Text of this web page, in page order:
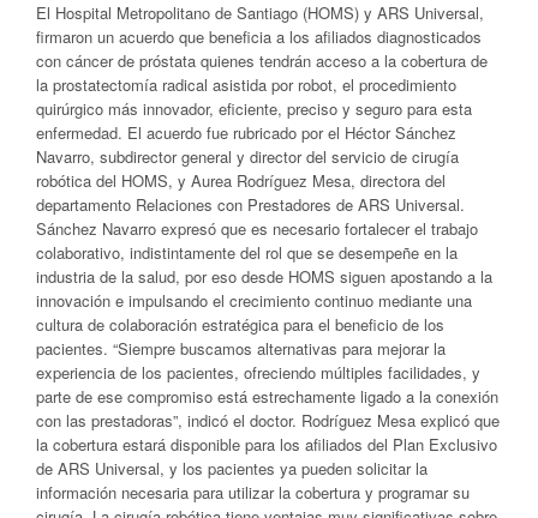
El Hospital Metropolitano de Santiago (HOMS) y ARS Universal,
firmaron un acuerdo que beneficia a los afiliados diagnosticados
con cáncer de próstata quienes tendrán acceso a la cobertura de
la prostatectomía radical asistida por robot, el procedimiento
quirúrgico más innovador, eficiente, preciso y seguro para esta
enfermedad. El acuerdo fue rubricado por el Héctor Sánchez
Navarro, subdirector general y director del servicio de cirugía
robótica del HOMS, y Aurea Rodríguez Mesa, directora del
departamento Relaciones con Prestadores de ARS Universal.
Sánchez Navarro expresó que es necesario fortalecer el trabajo
colaborativo, indistintamente del rol que se desempeñe en la
industria de la salud, por eso desde HOMS siguen apostando a la
innovación e impulsando el crecimiento continuo mediante una
cultura de colaboración estratégica para el beneficio de los
pacientes. “Siempre buscamos alternativas para mejorar la
experiencia de los pacientes, ofreciendo múltiples facilidades, y
parte de ese compromiso está estrechamente ligado a la conexión
con las prestadoras”, indicó el doctor. Rodríguez Mesa explicó que
la cobertura estará disponible para los afiliados del Plan Exclusivo
de ARS Universal, y los pacientes ya pueden solicitar la
información necesaria para utilizar la cobertura y programar su